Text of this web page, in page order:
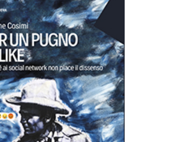
AGGIUNGI AL CARRELLO